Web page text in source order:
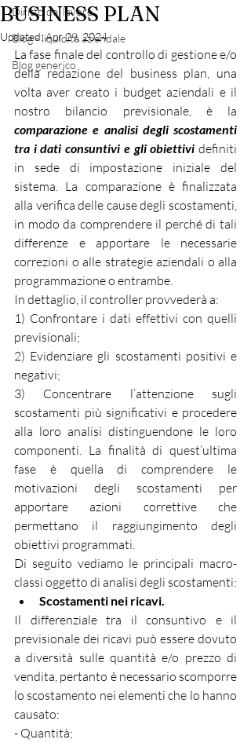
Diritto del lavoro
Blog - liquidità aziendale
Blog generico
BUSINESS PLAN
Updated:Apr 29, 2024
La fase finale del controllo di gestione e/o
della redazione del business plan, una
volta aver creato i budget aziendali e il
comparazione e analisi degli scostamenti
tra i dati consuntivi e gli obiettivi definiti
in sede di impostazione iniziale del
sistema. La comparazione è finalizzata
alla verifica delle cause degli scostamenti,
in modo da comprendere il perché di tali
differenze e apportare le necessarie
correzioni o alle strategie aziendali o alla
programmazione o entrambe.
In dettaglio, il controller provvederà a:
1) Confrontare i dati effettivi con quelli
previsionali;
2) Evidenziare gli scostamenti positivi e
negativi;
3) Concentrare l’attenzione sugli
scostamenti più significativi e procedere
alla loro analisi distinguendone le loro
componenti. La finalità di quest’ultima
fase è quella di comprendere le
motivazioni degli scostamenti per
apportare azioni correttive che
permettano il raggiungimento degli
obiettivi programmati.
Di seguito vediamo le principali macro-
classi oggetto di analisi degli scostamenti:
Scostamenti nei ricavi.
Il differenziale tra il consuntivo e il
previsionale dei ricavi può essere dovuto
a diversità sulle quantità e/o prezzo di
vendita, pertanto è necessario scomporre
lo scostamento nei elementi che lo hanno
causato:
- Quantità;